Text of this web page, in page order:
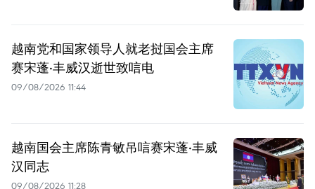
越南党和国家领导人就老挝国会主席
赛宋蓬·丰威汉逝世致唁电
09/08/2026 11:44
越南国会主席陈青敏吊唁赛宋蓬·丰威
汉同志
09/08/2026 11:28